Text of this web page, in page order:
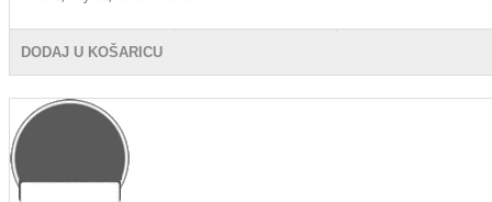
DODAJ U KOŠARICU